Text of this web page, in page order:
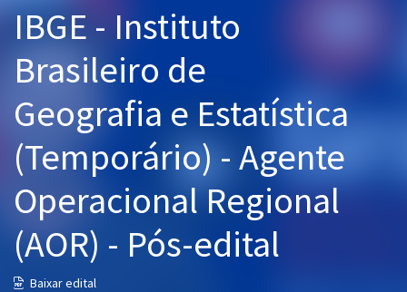
Cursos 20% OFF
Pós
Graduação
OAB
Questões grátis
IBGE - Instituto
Brasileiro de
Geografia e Estatística
(Temporário) - Agente
Operacional Regional
(AOR) - Pós-edital
Baixar edital